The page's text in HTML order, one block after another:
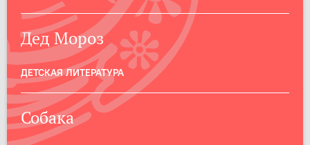
Дед Мороз
ДЕТСКАЯ ЛИТЕРАТУРА
Собака